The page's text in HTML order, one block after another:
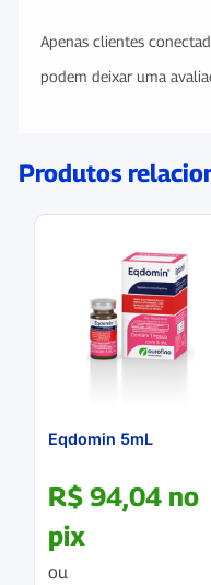
Apenas clientes
podem deixar uma
Produtos
Eqdomin 5mL
R$ 94,04 no
pix
ou